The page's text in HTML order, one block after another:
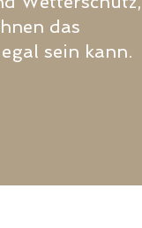
das
sein kann.